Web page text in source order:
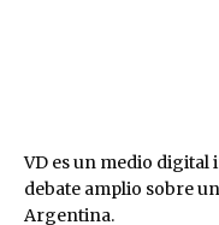
VD es un medio
debate amplio sobre
Argentina.